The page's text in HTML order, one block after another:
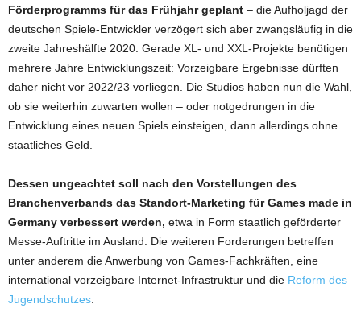
Förderprogramms für das Frühjahr geplant – die Aufholjagd der
deutschen Spiele-Entwickler verzögert sich aber zwangsläufig in die
zweite Jahreshälfte 2020. Gerade XL- und XXL-Projekte benötigen
mehrere Jahre Entwicklungszeit: Vorzeigbare Ergebnisse dürften
daher nicht vor 2022/23 vorliegen. Die Studios haben nun die Wahl,
ob sie weiterhin zuwarten wollen – oder notgedrungen in die
Entwicklung eines neuen Spiels einsteigen, dann allerdings ohne
staatliches Geld.
Dessen ungeachtet soll nach den Vorstellungen des
Branchenverbands das Standort-Marketing für Games made in
Germany verbessert werden, etwa in Form staatlich geförderter
Messe-Auftritte im Ausland. Die weiteren Forderungen betreffen
unter anderem die Anwerbung von Games-Fachkräften, eine
international vorzeigbare Internet-Infrastruktur und die Reform des
Jugendschutzes